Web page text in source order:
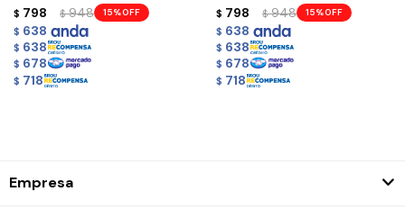
$ 798 $ 948 15
$ 638
$ 638
$ 678
$ 718
$ 798 $ 948 15
$ 638
$ 638
$ 678
$ 718
Empresa